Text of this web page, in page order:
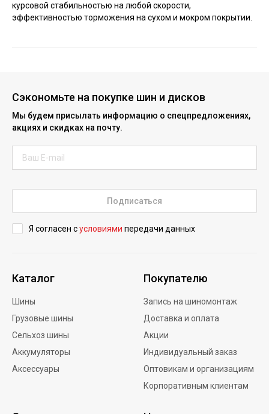
курсовой стабильностью на любой скорости,
эффективностью торможения на сухом и мокром покрытии.
Сэкономьте на покупке шин и дисков
Мы будем присылать информацию о спецпредложениях,
акциях и скидках на почту.
Подписаться
Я согласен сусловиями передачи данных
Каталог
Шины
Грузовые шины
Сельхоз шины
Аккумуляторы
Аксессуары
Покупателю
Запись на шиномонтаж
Доставка и оплата
Акции
Индивидуальный заказ
Оптовикам и организациям
Корпоративным клиентам